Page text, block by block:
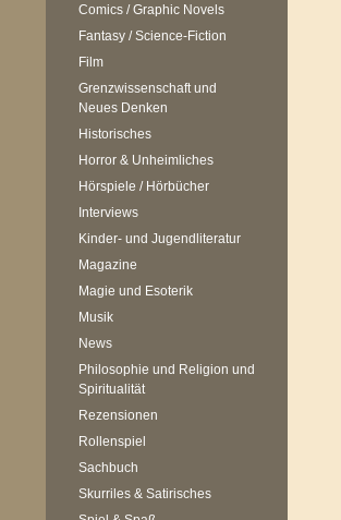
Comics / Graphic Novels
Fantasy / Science-Fiction
Film
Grenzwissenschaft und
Neues Denken
Historisches
Horror & Unheimliches
Hörspiele / Hörbücher
Interviews
Kinder- und Jugendliteratur
Magazine
Magie und Esoterik
Musik
News
Philosophie und Religion und
Spiritualität
Rezensionen
Rollenspiel
Sachbuch
Skurriles & Satirisches